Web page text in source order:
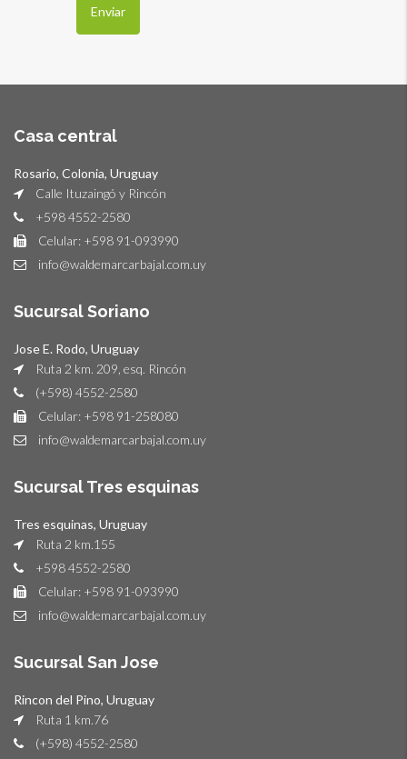
Casa central
Rosario, Colonia, Uruguay
Calle Ituzaingó y Rincón
+598 4552-2580
Celular: +598 91-093990
info@waldemarcarbajal.com.uy
Sucursal Soriano
Jose E. Rodo, Uruguay
Ruta 2 km. 209, esq. Rincón
(+598) 4552-2580
Celular: +598 91-258080
info@waldemarcarbajal.com.uy
Sucursal Tres esquinas
Tres esquinas, Uruguay
Ruta 2 km.155
+598 4552-2580
Celular: +598 91-093990
info@waldemarcarbajal.com.uy
Sucursal San Jose
Rincon del Pino, Uruguay
Ruta 1 km.76
(+598) 4552-2580